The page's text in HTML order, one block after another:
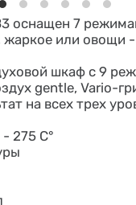
оснащен 7
или овощи
шкаф с 9
gentle, Vario-
на всех трех
275 C°